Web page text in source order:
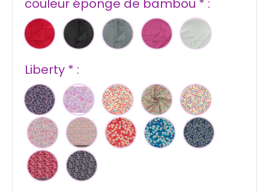
couleur éponge de bambou * :
Liberty * :